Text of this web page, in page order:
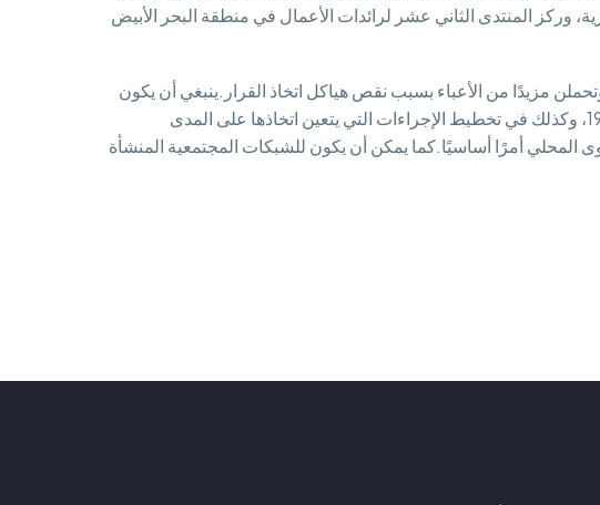
وركز المنتدى الثاني عشر لرائدات الأعمال في منطقة البحر الأبيض
تفشي فيروس كوفيد19 في مواقع مختلفة، حيث تأثرن وتحملن مزيدًا من الأعباء بسبب نقص هياكل اتخاذ القرار.ينبغي أن يكون
الشمول في شكل مشاركة فعالة وقيادة هادفة للمرأة في جميع عمليات اتخاذ القرار لمواجهة تفشي فيروس كوفيد 19، وكذلك في تخطيط الإجراءات التي يتعين اتخاذها على المدى
على المستوى المحلي أمرًا أساسيًا.كما يمكن أن يكون للشبكات المجتمعية المنشأة